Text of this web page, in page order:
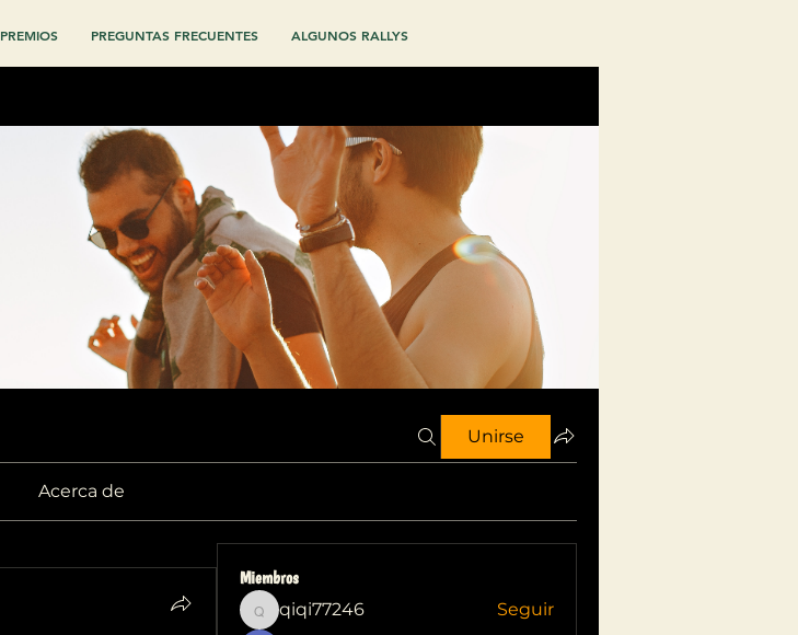
PREMIOS PREGUNTAS FRECUENTES ALGUNOS RALLYS
Unirse
Acerca de
Miembros
qiqi77246
qiqi77246
Seguir